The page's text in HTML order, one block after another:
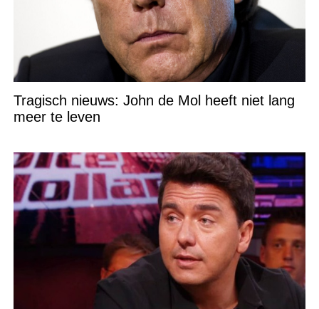
Tragisch nieuws: John de Mol heeft niet lang
meer te leven